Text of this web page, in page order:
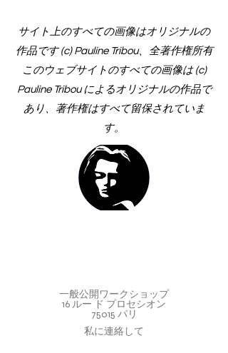
サイト上のすべての画像はオリジナルの
作品です (c) Pauline Tribou、全著作権所有
このウェブサイトのすべての画像は (c)
Pauline Tribou によるオリジナルの作品で
あり、著作権はすべて留保されていま
す。
一般公開ワークショップ
16 ルー ド プロセシオン
75015 パリ
私に連絡して